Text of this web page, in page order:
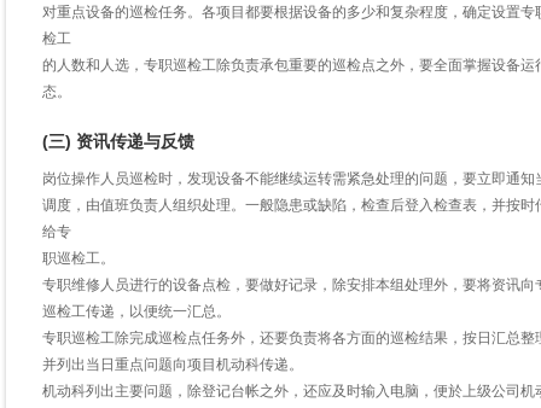
对重点设备的巡检任务。各项目都要根据设备的多少和复杂程度，确定设置专
检工
的人数和人选，专职巡检工除负责承包重要的巡检点之外，要全面掌握设备运
态。
(三) 资讯传递与反馈
岗位操作人员巡检时，发现设备不能继续运转需紧急处理的问题，要立即通知
调度，由值班负责人组织处理。一般隐患或缺陷，检查后登入检查表，并按时
给专
职巡检工。
专职维修人员进行的设备点检，要做好记录，除安排本组处理外，要将资讯向
巡检工传递，以便统一汇总。
专职巡检工除完成巡检点任务外，还要负责将各方面的巡检结果，按日汇总整
并列出当日重点问题向项目机动科传递。
机动科列出主要问题，除登记台帐之外，还应及时输入电脑，便於上级公司机